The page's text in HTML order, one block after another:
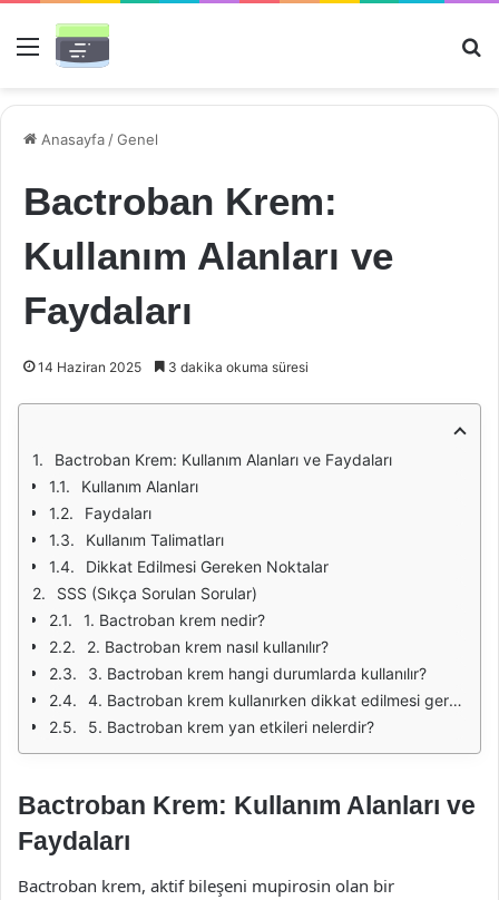
Menü
Anasayfa /Genel
Bactroban Krem:
Kullanım Alanları ve
Faydaları
14 Haziran 2025 3 dakika okuma süresi
Bactroban Krem: Kullanım Alanları ve Faydaları
Kullanım Alanları
Faydaları
Kullanım Talimatları
Dikkat Edilmesi Gereken Noktalar
SSS (Sıkça Sorulan Sorular)
1. Bactroban krem nedir?
2. Bactroban krem nasıl kullanılır?
3. Bactroban krem hangi durumlarda kullanılır?
4. Bactroban krem kullanırken dikkat edilmesi gerekenler nelerdir?
5. Bactroban krem yan etkileri nelerdir?
Bactroban Krem: Kullanım Alanları ve
Faydaları
Bactroban krem, aktif bileşeni mupirosin olan bir